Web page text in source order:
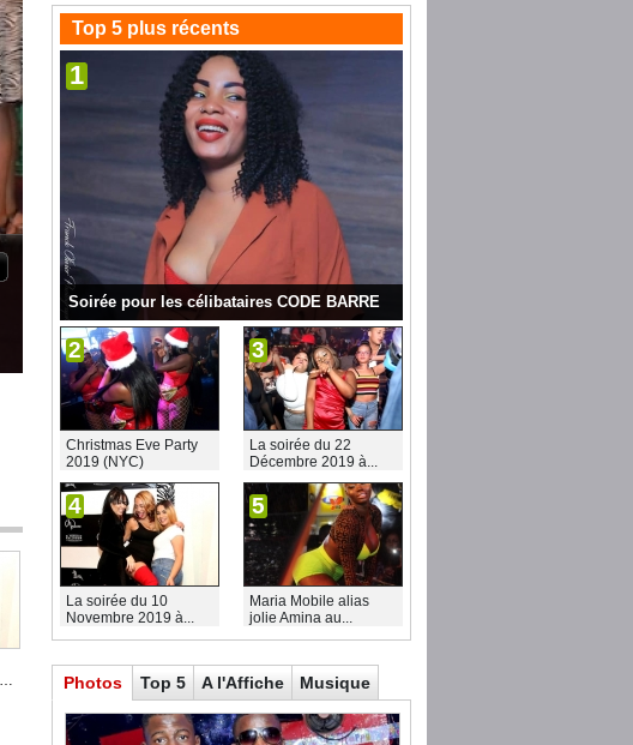
Top 5 plus récents
1
Soirée pour les célibataires CODE BARRE
2
Christmas Eve Party
2019 (NYC)
3
La soirée du 22
Décembre 2019 à...
4
La soirée du 10
Novembre 2019 à...
5
Maria Mobile alias
jolie Amina au...
Photos Top 5 A l'Affiche Musique